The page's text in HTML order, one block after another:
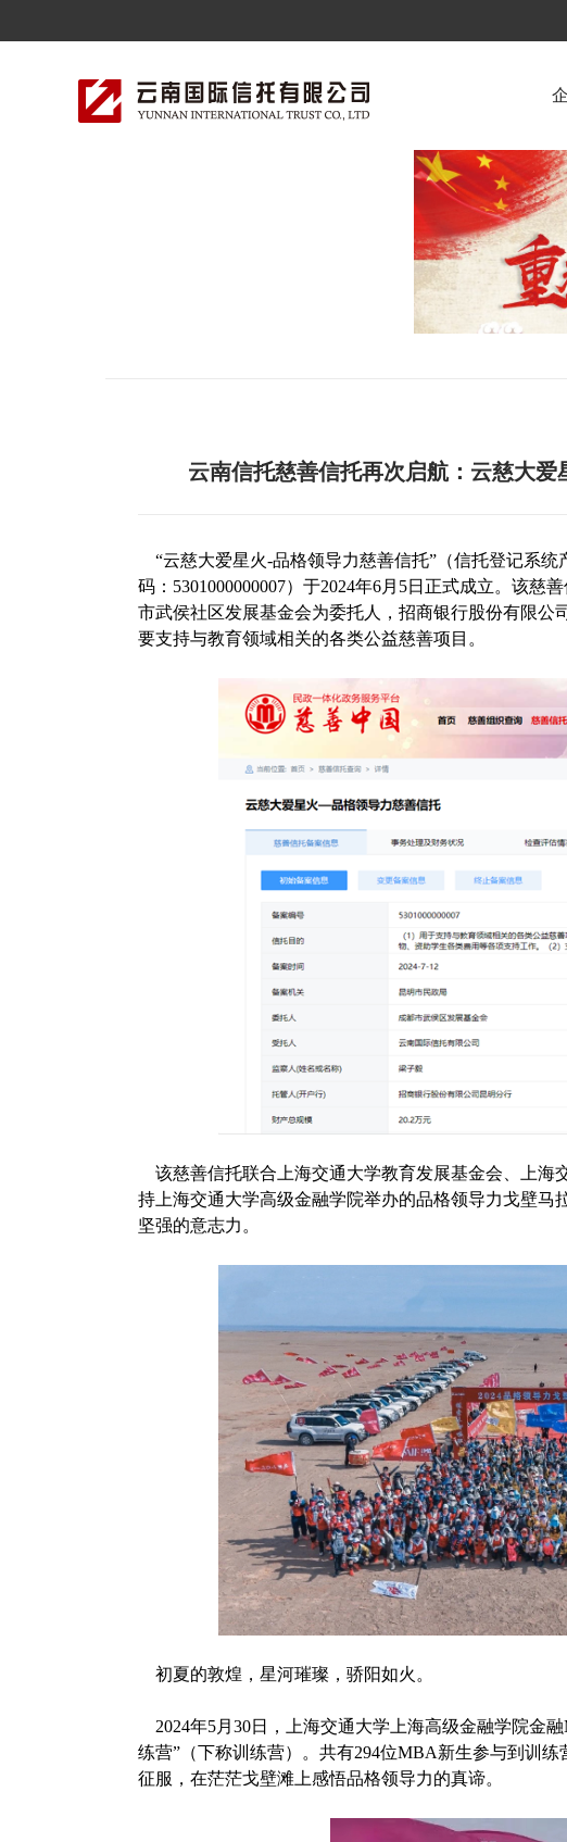
云南信托慈善信托再次启航：云慈大
“云慈大爱星火-品格领导力慈善信托”（信托登记系统
码：5301000000007）于2024年6月5日正式成立。该
市武侯社区发展基金会为委托人，招商银行股份有限公
要支持与教育领域相关的各类公益慈善项目。
该慈善信托联合上海交通大学教育发展基金会、上海
持上海交通大学高级金融学院举办的品格领导力戈壁
坚强的意志力。
初夏的敦煌，星河璀璨，骄阳如火。
2024年5月30日，上海交通大学上海高级金融学院金
练营”（下称训练营）。共有294位MBA新生参与到训
征服，在茫茫戈壁滩上感悟品格领导力的真谛。